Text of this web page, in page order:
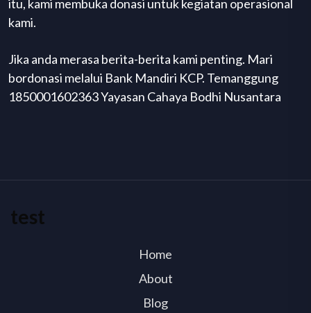
itu, kami membuka donasi untuk kegiatan operasional
kami.
Jika anda merasa berita-berita kami penting. Mari
bordonasi melalui Bank Mandiri KCP. Temanggung
1850001602363 Yayasan Cahaya Bodhi Nusantara
test
Home
About
Blog